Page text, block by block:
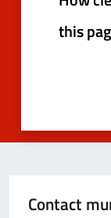
this
Contact